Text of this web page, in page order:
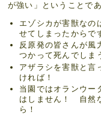
が強い」ということであ
エゾシカが害獣なの
せてしまったからで
反原発の皆さんが風
つかって死んでしま
アザラシを害獣と言
ければ！
当園ではオランウー
はしません！ 自然
ら！